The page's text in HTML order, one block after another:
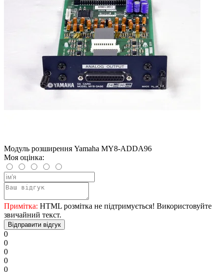
Модуль розширення Yamaha MY8-ADDA96
Моя оцінка:
Примітка: HTML розмітка не підтримується! Використовуйте
звичайний текст.
Відправити відгук
0
0
0
0
0